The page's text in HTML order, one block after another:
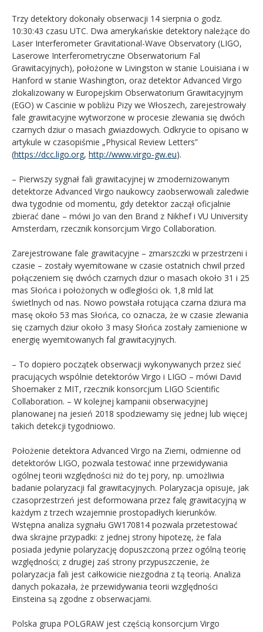
Trzy detektory dokonały obserwacji 14 sierpnia o godz.
10:30:43 czasu UTC. Dwa amerykańskie detektory należące do
Laser Interferometer Gravitational-Wave Observatory (LIGO,
Laserowe Interferometryczne Obserwatorium Fal
Grawitacyjnych), położone w Livingston w stanie Louisiana i w
Hanford w stanie Washington, oraz detektor Advanced Virgo
zlokalizowany w Europejskim Obserwatorium Grawitacyjnym
(EGO) w Cascinie w pobliżu Pizy we Włoszech, zarejestrowały
fale grawitacyjne wytworzone w procesie zlewania się dwóch
czarnych dziur o masach gwiazdowych. Odkrycie to opisano w
artykule w czasopiśmie „Physical Review Letters”
(https://dcc.ligo.org, http://www.virgo-gw.eu).
– Pierwszy sygnał fali grawitacyjnej w zmodernizowanym
detektorze Advanced Virgo naukowcy zaobserwowali zaledwie
dwa tygodnie od momentu, gdy detektor zaczął oficjalnie
zbierać dane – mówi Jo van den Brand z Nikhef i VU University
Amsterdam, rzecznik konsorcjum Virgo Collaboration.
Zarejestrowane fale grawitacyjne – zmarszczki w przestrzeni i
czasie – zostały wyemitowane w czasie ostatnich chwil przed
połączeniem się dwóch czarnych dziur o masach około 31 i 25
mas Słońca i położonych w odległości ok. 1,8 mld lat
świetlnych od nas. Nowo powstała rotująca czarna dziura ma
masę około 53 mas Słońca, co oznacza, że w czasie zlewania
się czarnych dziur około 3 masy Słońca zostały zamienione w
energię wyemitowanych fal grawitacyjnych.
– To dopiero początek obserwacji wykonywanych przez sieć
pracujących wspólnie detektorów Virgo i LIGO – mówi David
Shoemaker z MIT, rzecznik konsorcjum LIGO Scientific
Collaboration. – W kolejnej kampanii obserwacyjnej
planowanej na jesień 2018 spodziewamy się jednej lub więcej
takich detekcji tygodniowo.
Położenie detektora Advanced Virgo na Ziemi, odmienne od
detektorów LIGO, pozwala testować inne przewidywania
ogólnej teorii względności niż do tej pory, np. umożliwia
badanie polaryzacji fal grawitacyjnych. Polaryzacja opisuje, jak
czasoprzestrzeń jest deformowana przez falę grawitacyjną w
każdym z trzech wzajemnie prostopadłych kierunków.
Wstępna analiza sygnału GW170814 pozwala przetestować
dwa skrajne przypadki: z jednej strony hipotezę, że fala
posiada jedynie polaryzację dopuszczoną przez ogólną teorię
względności; z drugiej zaś strony przypuszczenie, że
polaryzacja fali jest całkowicie niezgodna z tą teorią. Analiza
danych pokazała, że przewidywania teorii względności
Einsteina są zgodne z obserwacjami.
Polska grupa POLGRAW jest częścią konsorcjum Virgo